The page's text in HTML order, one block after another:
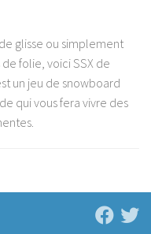
glisse ou simplement
folie, voici SSX de
un jeu de snowboard
qui vous fera vivre des